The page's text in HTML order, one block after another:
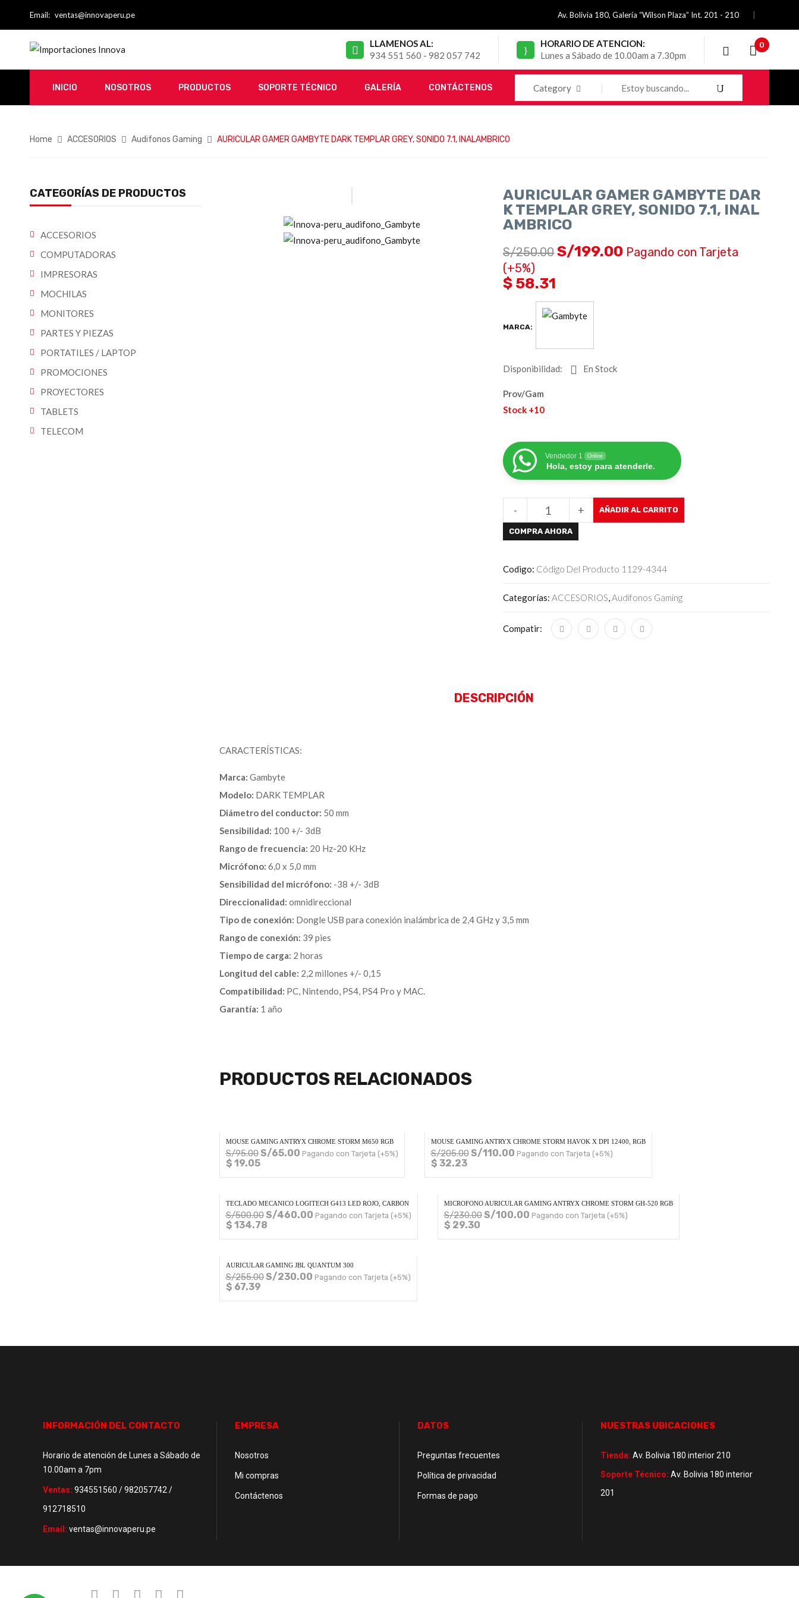
Email: ventas@innovaperu.pe Av. Bolivia 180, Galería “Wilson Plaza” Int. 201 - 210
LLAMENOS AL:
934 551 560 - 982 057 742
HORARIO DE ATENCION:
Lunes a Sábado de 10.00am a 7.30pm
0
INICIO NOSOTROS PRODUCTOS SOPORTE TÉCNICO GALERÍA CONTÁCTENOS Category
Home ACCESORIOS Audifonos Gaming AURICULAR GAMER GAMBYTE DARK TEMPLAR GREY, SONIDO 7.1, INALAMBRICO
CATEGORÍAS DE PRODUCTOS
ACCESORIOS
COMPUTADORAS
IMPRESORAS
MOCHILAS
MONITORES
PARTES Y PIEZAS
PORTATILES / LAPTOP
PROMOCIONES
PROYECTORES
TABLETS
TELECOM
AURICULAR GAMER GAMBYTE DAR
K TEMPLAR GREY, SONIDO 7.1, INAL
AMBRICO
S/250.00 S/199.00 Pagando con Tarjeta
(+5%)
$ 58.31
MARCA:
Disponibilidad: En Stock
Prov/Gam
Stock +10
Vendedor 1 Online
Hola, estoy para atenderle.
+
- AÑADIR AL CARRITO
COMPRA AHORA
Codigo: Código Del Producto 1129-4344
Categorías:ACCESORIOS,Audifonos Gaming
Compatir:
DESCRIPCIÓN
CARACTERÍSTICAS:
Marca: Gambyte
Modelo: DARK TEMPLAR
Diámetro del conductor: 50 mm
Sensibilidad: 100 +/- 3dB
Rango de frecuencia: 20 Hz-20 KHz
Micrófono: 6,0 x 5,0 mm
Sensibilidad del micrófono: -38 +/- 3dB
Direccionalidad: omnidireccional
Tipo de conexión: Dongle USB para conexión inalámbrica de 2,4 GHz y 3,5 mm
Rango de conexión: 39 pies
Tiempo de carga: 2 horas
Longitud del cable: 2,2 millones +/- 0,15
Compatibilidad: PC, Nintendo, PS4, PS4 Pro y MAC.
Garantía: 1 año
PRODUCTOS RELACIONADOS
MOUSE GAMING ANTRYX CHROME STORM M650 RGB
S/95.00S/65.00 Pagando con Tarjeta (+5%)
$ 19.05
MOUSE GAMING ANTRYX CHROME STORM HAVOK X DPI 12400, RGB
S/205.00S/110.00 Pagando con Tarjeta (+5%)
$ 32.23
TECLADO MECANICO LOGITECH G413 LED ROJO, CARBON
S/500.00S/460.00 Pagando con Tarjeta (+5%)
$ 134.78
MICROFONO AURICULAR GAMING ANTRYX CHROME STORM GH-520 RGB
S/230.00S/100.00 Pagando con Tarjeta (+5%)
$ 29.30
AURICULAR GAMING JBL QUANTUM 300
S/255.00S/230.00 Pagando con Tarjeta (+5%)
$ 67.39
INFORMACIÓN DEL CONTACTO
Horario de atención de Lunes a Sábado de
10.00am a 7pm
Ventas: 934551560 / 982057742 /
912718510
Email: ventas@innovaperu.pe
EMPRESA
Nosotros
Mi compras
Contáctenos
DATOS
Preguntas frecuentes
Política de privacidad
Formas de pago
NUESTRAS UBICACIONES
Tienda: Av. Bolivia 180 interior 210
Soporte Técnico: Av. Bolivia 180 interior
201